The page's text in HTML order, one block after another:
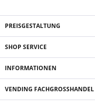
PREISGESTALTUNG
SHOP SERVICE
INFORMATIONEN
VENDING FACHGROSSHANDEL